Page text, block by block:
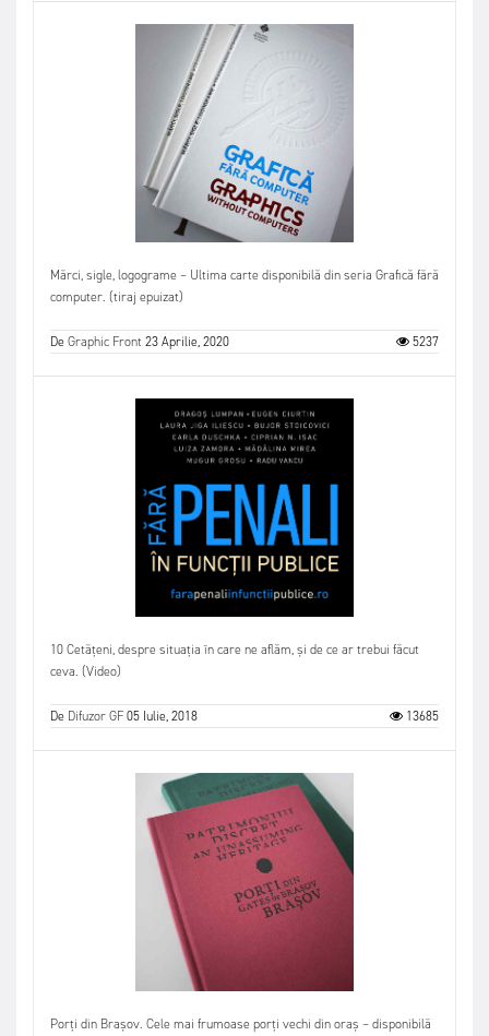
Mărci, sigle, logograme – Ultima carte disponibilă din seria Grafică fără
computer. (tiraj epuizat)
DeGraphic Front23 Aprilie, 2020 5237
10 Cetățeni, despre situația în care ne aflăm, și de ce ar trebui făcut
ceva. (Video)
De Difuzor GF05 Iulie, 2018 13685
Porți din Brașov. Cele mai frumoase porți vechi din oraș – disponibilă